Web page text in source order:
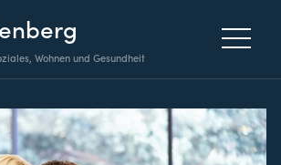
Wohnen und Gesundheit